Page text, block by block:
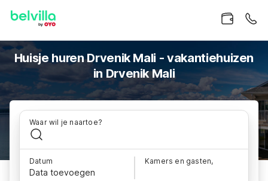
Huisje huren Drvenik Mali - vakantiehuizen
in Drvenik Mali
Waar wil je naartoe?
Datum
Data toevoegen
Kamers en gasten,